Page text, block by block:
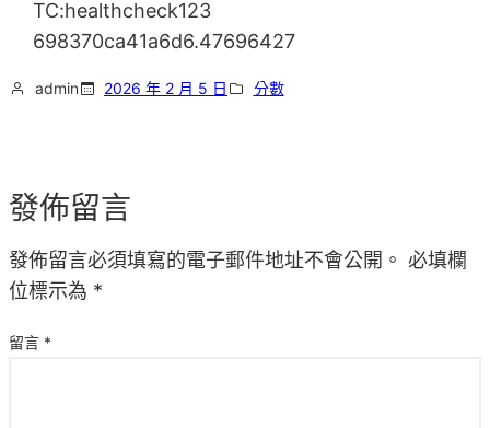
TC:healthcheck123
698370ca41a6d6.47696427
admin 2026 年 2 月 5 日 分數
發佈留言
發佈留言必須填寫的電子郵件地址不會公開。 必填欄
位標示為 *
留言 *